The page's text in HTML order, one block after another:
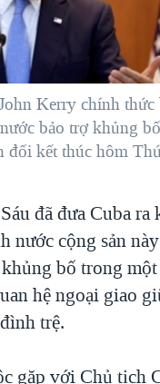
NGOẠI
BẦU CỬ 2024
TRANH TẠI DẢI
ĐAI & CON ĐƯỜNG
THẾ GIỚI
TRANH AFGHANISTAN
CỘNG HÒA Ở VIỆT NAM
TRUMP-KIM TẠI VIỆT
VS. CHÍNH PHỦ VIỆT
Kerry chính
nước bảo trợ khủng
đối kết thúc hôm
đã đưa Cuba ra
nước cộng sản
bố trong
hệ ngoại giao
trệ.
gặp với Chủ tịch